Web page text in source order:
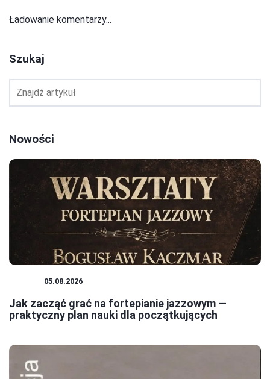
Ładowanie komentarzy...
Szukaj
Nowości
05.08.2026
Jak zacząć grać na fortepianie jazzowym —
praktyczny plan nauki dla początkujących